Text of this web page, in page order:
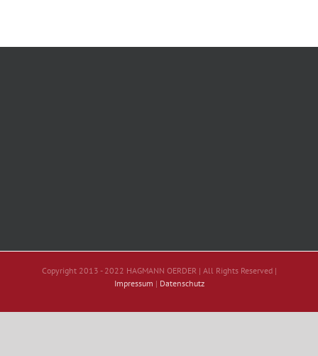
Copyright 2013 - 2022 HAGMANN OERDER | All Rights Reserved |
Impressum | Datenschutz